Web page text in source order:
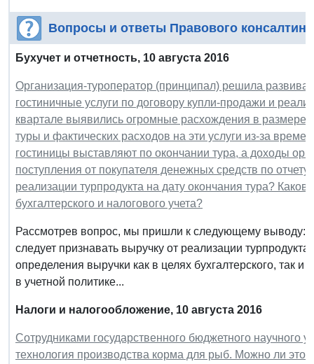
Вопросы и ответы Правового
Бухучет и отчетность, 10 августа 2016
Организация-туроператор (принципал) решила
гостиничные услуги по договору купли-продажи и
квартале выявились огромные расхождения в размере
туры и фактических расходов на эти услуги из-за
гостиницы выставляют по окончании тура, а доходы
поступления от покупателя денежных средств по
реализации турпродукта на дату окончания тура?
бухгалтерского и налогового учета?
Рассмотрев вопрос, мы пришли к следующему выводу:
следует признавать выручку от реализации
определения выручки как в целях бухгалтерского, так
в учетной политике...
Налоги и налогообложение, 10 августа 2016
Сотрудниками государственного бюджетного научного
технология производства корма для рыб. Можно ли